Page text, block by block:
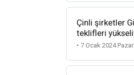
Çinli şirketler
teklifleri
• 7 Ocak 2024 Pazar